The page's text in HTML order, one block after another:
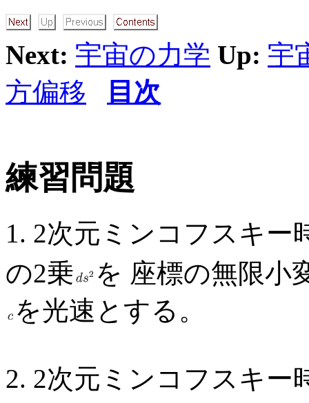
Next: 宇宙の力学 Up: 宇
方偏移
目次
練習問題
1. 2次元ミンコフスキー
の2乗
を 座標の無限小
を光速とする。
2. 2次元ミンコフスキー